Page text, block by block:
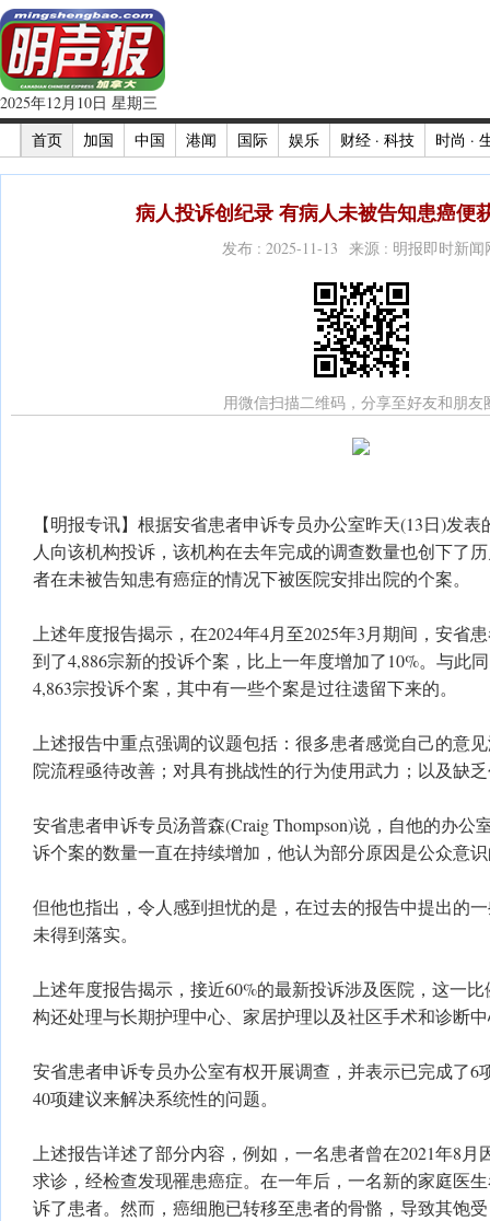
2025年12月10日 星期三
首页
加国 中国 港闻 国际 娱乐 财经 · 科技 时尚 ·
病人投诉创纪录 有病人未被告知患癌便
发布 : 2025-11-13 来源 : 明报即时新闻
用微信扫描二维码，分享至好友和朋友
【明报专讯】根据安省患者申诉专员办公室昨天(13日)发
人向该机构投诉，该机构在去年完成的调查数量也创下了
者在未被告知患有癌症的情况下被医院安排出院的个案。
上述年度报告揭示，在2024年4月至2025年3月期间，安省
到了4,886宗新的投诉个案，比上一年度增加了10%。与此
4,863宗投诉个案，其中有一些个案是过往遗留下来的。
上述报告中重点强调的议题包括：很多患者感觉自己的意
院流程亟待改善；对具有挑战性的行为使用武力；以及缺
安省患者申诉专员汤普森(Craig Thompson)说，自他的办公
诉个案的数量一直在持续增加，他认为部分原因是公众意
但他也指出，令人感到担忧的是，在过去的报告中提出的
未得到落实。
上述年度报告揭示，接近60%的最新投诉涉及医院，这一
构还处理与长期护理中心、家居护理以及社区手术和诊断
安省患者申诉专员办公室有权开展调查，并表示已完成了6
40项建议来解决系统性的问题。
上述报告详述了部分内容，例如，一名患者曾在2021年8
求诊，经检查发现罹患癌症。在一年后，一名新的家庭医
诉了患者。然而，癌细胞已转移至患者的骨骼，导致其饱